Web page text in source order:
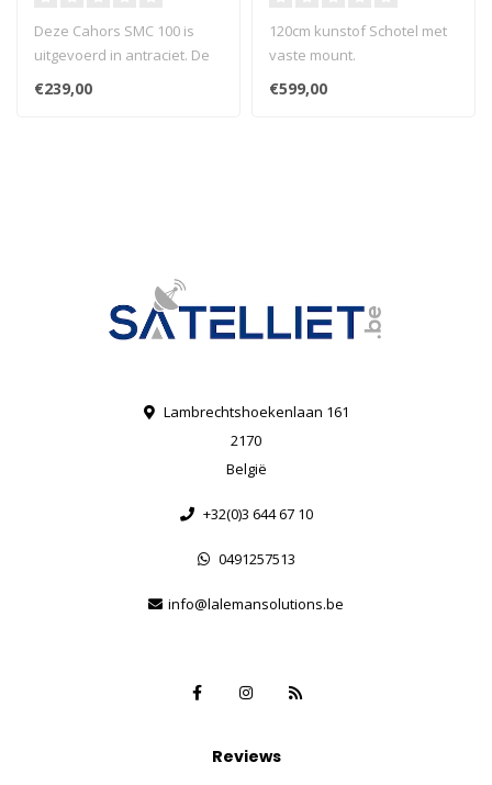
Deze Cahors SMC 100 is
uitgevoerd in antraciet. De
schotelantenne is gemaakt
€239,00
120cm kunstof Schotel met
vaste mount.
SPECIALE LEVERING, EXTRA
TRANSPORTKOST ..
€599,00
Lambrechtshoekenlaan 161
2170
België
+32(0)3 644 67 10
0491257513
info@lalemansolutions.be
Reviews